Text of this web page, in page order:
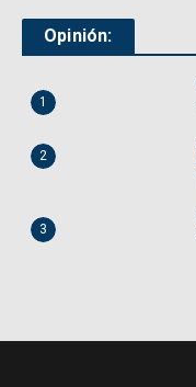
Opinión:
1
2
3